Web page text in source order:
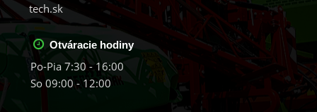
tech.sk
Otváracie hodiny
Po-Pia 7:30 - 16:00
So 09:00 - 12:00